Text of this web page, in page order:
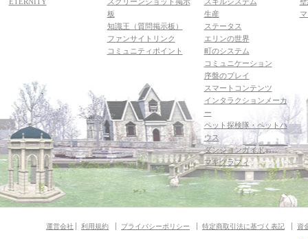
板
知識王（質問掲示板）
ファンサイトリンク
コミュニティポイント
生産
ステータス
エリンの世界
町のシステム
コミュニケーション
序盤のプレイ
スマートコンテンツ
インタラクションメーカ
ー
ペット探検隊・ペットハ
ウス
ダンジョンガイド
マギグラフィ
運営会社 利用規約 プライバシーポリシー 特定商取引法に基づく表記 資